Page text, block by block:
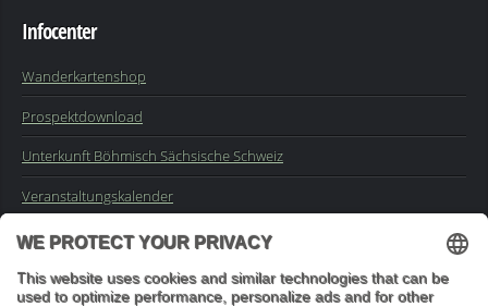
Infocenter
Wanderkartenshop
Prospektdownload
Unterkunft Böhmisch Sächsische Schweiz
Veranstaltungskalender